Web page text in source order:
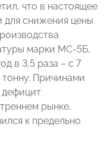
что в настоящее
для снижения цены
марки МС-5Б,
в 3,5 раза – с 7
Причинами
дефицит
рынке,
к предельно